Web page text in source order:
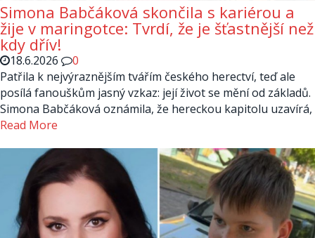
Simona Babčáková skončila s kariérou a
žije v maringotce: Tvrdí, že je šťastnější než
kdy dřív!
18.6.2026
0
Patřila k nejvýraznějším tvářím českého herectví, teď ale
posílá fanouškům jasný vzkaz: její život se mění od základů.
Simona Babčáková oznámila, že hereckou kapitolu uzavírá,
Read More